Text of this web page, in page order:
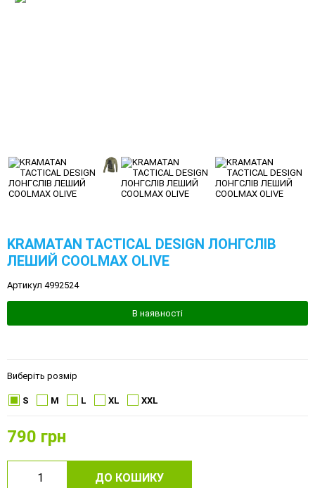
KRAMATAN TACTICAL DESIGN ЛОНГСЛІВ
ЛЕШИЙ COOLMAX OLIVE
Артикул 4992524
В наявності
Виберіть розмір
S M L XL XXL
790 грн
ДО КОШИКУ